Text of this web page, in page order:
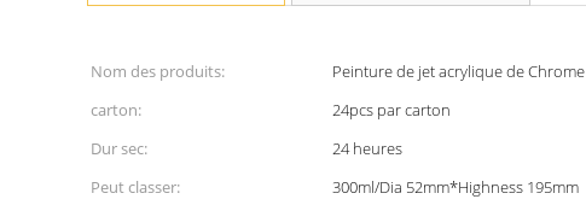
Nom des produits: Peinture de jet acrylique de Chrome
carton:
24pcs par carton
Dur sec:
24 heures
Peut classer:
300ml/Dia 52mm*Highness 195mm